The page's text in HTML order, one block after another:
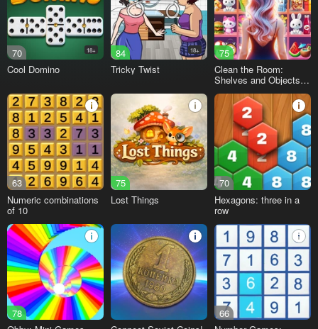
70 18+
Cool Domino
84 18+
Tricky Twist
75
Clean the Room:
Shelves and Objects
Sorting
63
Numeric combinations
of 10
75
Lost Things
70
Hexagons: three in a
row
78
66